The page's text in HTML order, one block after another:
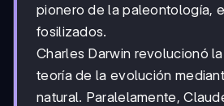
pionero de la paleontología,
fosilizados.
Charles Darwin revolucionó
teoría de la evolución
natural. Paralelamente,